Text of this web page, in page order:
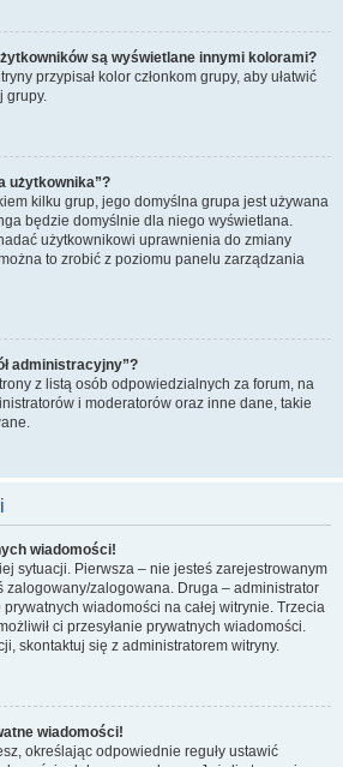
są wyświetlane innymi kolorami?
przypisał kolor członkom grupy, aby ułatwić
grupy.
użytkownika”?
kilku grup, jego domyślna grupa jest używana
będzie domyślnie dla niego wyświetlana.
użytkownikowi uprawnienia do zmiany
to zrobić z poziomu panelu zarządzania
administracyjny”?
z listą osób odpowiedzialnych za forum, na
i moderatorów oraz inne dane, takie
wiadomości!
sytuacji. Pierwsza – nie jesteś zarejestrowanym
zalogowany/zalogowana. Druga – administrator
prywatnych wiadomości na całej witrynie. Trzecia
ci przesyłanie prywatnych wiadomości.
skontaktuj się z administratorem witryny.
wiadomości!
określając odpowiednie reguły ustawić